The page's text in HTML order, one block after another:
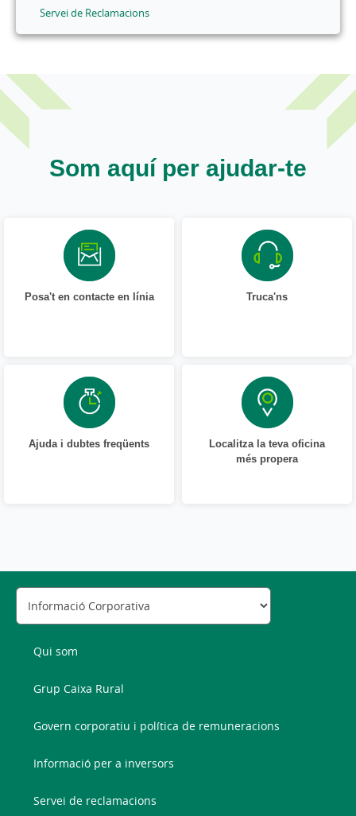
Servei de Reclamacions
Som aquí per ajudar-te
Posa't en contacte en línia Truca'ns
Ajuda i dubtes freqüents
Localitza la teva oficina
més propera
Qui som
Grup Caixa Rural
Govern corporatiu i política de remuneracions
Informació per a inversors
Servei de reclamacions